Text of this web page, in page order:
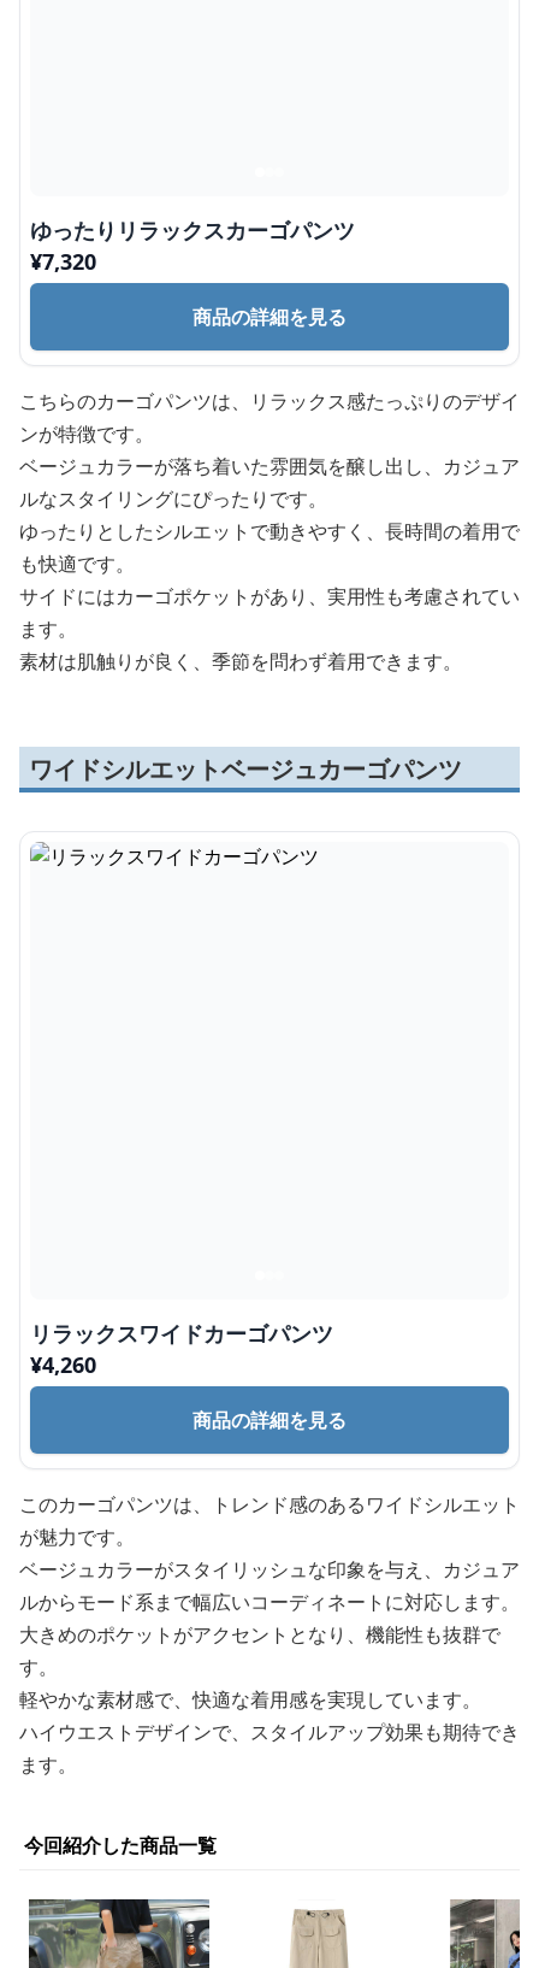
ゆったりリラックスカーゴパンツ
¥7,320
商品の詳細を見る
こちらのカーゴパンツは、リラックス感たっぷりのデザイ
ンが特徴です。
ベージュカラーが落ち着いた雰囲気を醸し出し、カジュア
ルなスタイリングにぴったりです。
ゆったりとしたシルエットで動きやすく、長時間の着用で
も快適です。
サイドにはカーゴポケットがあり、実用性も考慮されてい
ます。
素材は肌触りが良く、季節を問わず着用できます。
ワイドシルエットベージュカーゴパンツ
リラックスワイドカーゴパンツ
¥4,260
商品の詳細を見る
このカーゴパンツは、トレンド感のあるワイドシルエット
が魅力です。
ベージュカラーがスタイリッシュな印象を与え、カジュア
ルからモード系まで幅広いコーディネートに対応します。
大きめのポケットがアクセントとなり、機能性も抜群で
す。
軽やかな素材感で、快適な着用感を実現しています。
ハイウエストデザインで、スタイルアップ効果も期待でき
ます。
今回紹介した商品一覧